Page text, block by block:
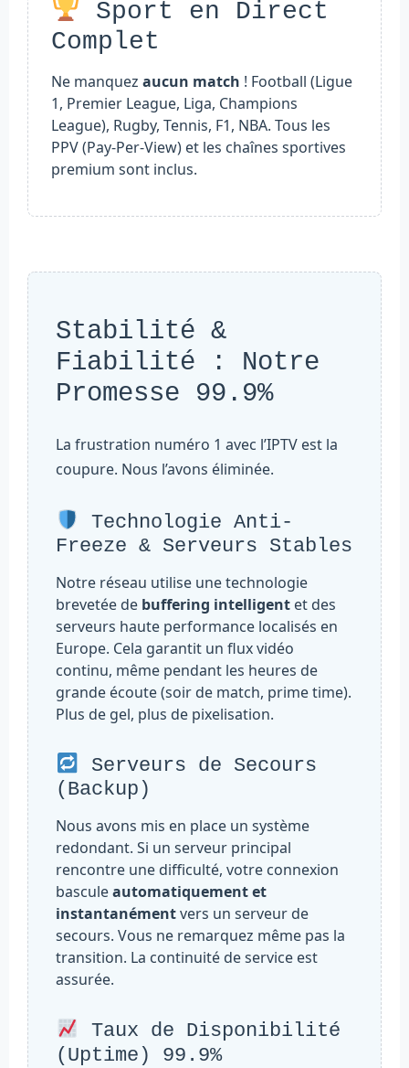
Sport en Direct
Complet
Ne manquez aucun match ! Football (Ligue
1, Premier League, Liga, Champions
League), Rugby, Tennis, F1, NBA. Tous les
PPV (Pay-Per-View) et les chaînes sportives
premium sont inclus.
Stabilité &
Fiabilité : Notre
Promesse 99.9%
La frustration numéro 1 avec l’IPTV est la
coupure. Nous l’avons éliminée.
Technologie Anti-
Freeze & Serveurs Stables
Notre réseau utilise une technologie
brevetée de buffering intelligent et des
serveurs haute performance localisés en
Europe. Cela garantit un flux vidéo
continu, même pendant les heures de
grande écoute (soir de match, prime time).
Plus de gel, plus de pixelisation.
Serveurs de Secours
(Backup)
Nous avons mis en place un système
redondant. Si un serveur principal
rencontre une difficulté, votre connexion
basculeautomatiquement et
instantanémentvers un serveur de
secours. Vous ne remarquez même pas la
transition. La continuité de service est
assurée.
Taux de Disponibilité
(Uptime) 99.9%